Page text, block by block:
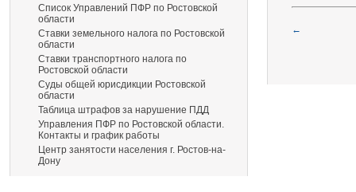
Список Управлений ПФР по Ростовской
области
Ставки земельного налога по Ростовской
области
Ставки транспортного налога по
Ростовской области
Суды общей юрисдикции Ростовской
области
Таблица штрафов за нарушение ПДД
Управления ПФР по Ростовской области.
Контакты и график работы
Центр занятости населения г. Ростов-на-
Дону
←